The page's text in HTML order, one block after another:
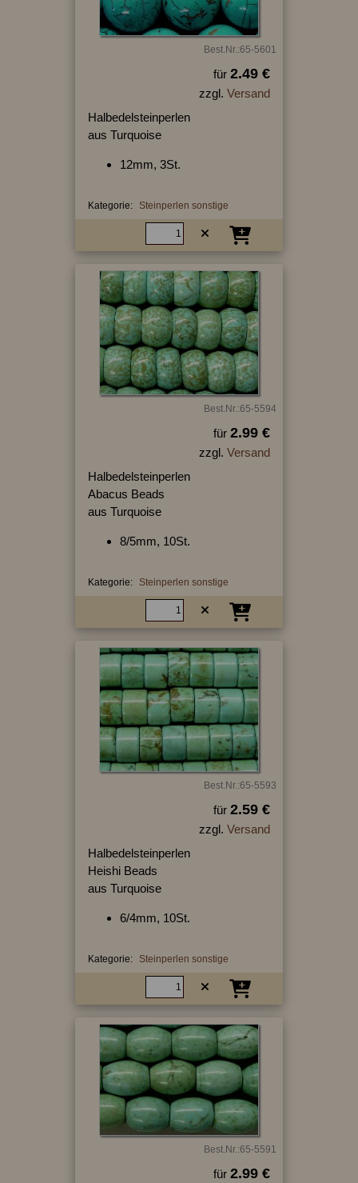
Best.Nr.:65-5601
für 2.49 €
zzgl. Versand
Halbedelsteinperlen
aus Turquoise
12mm, 3St.
Kategorie: Steinperlen sonstige
Best.Nr.:65-5594
für 2.99 €
zzgl. Versand
Halbedelsteinperlen
Abacus Beads
aus Turquoise
8/5mm, 10St.
Kategorie: Steinperlen sonstige
Best.Nr.:65-5593
für 2.59 €
zzgl. Versand
Halbedelsteinperlen
Heishi Beads
aus Turquoise
6/4mm, 10St.
Kategorie: Steinperlen sonstige
Best.Nr.:65-5591
für 2.99 €